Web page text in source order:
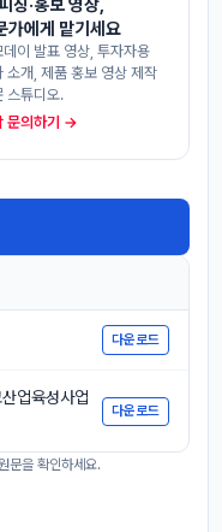
칭·홍보 영상,
가에게 맡기세요
데이 발표 영상, 투자자용
소개, 제품 홍보 영상 제작
스튜디오.
문의하기 →
다운로드
업육성사업
다운로드
문을 확인하세요.